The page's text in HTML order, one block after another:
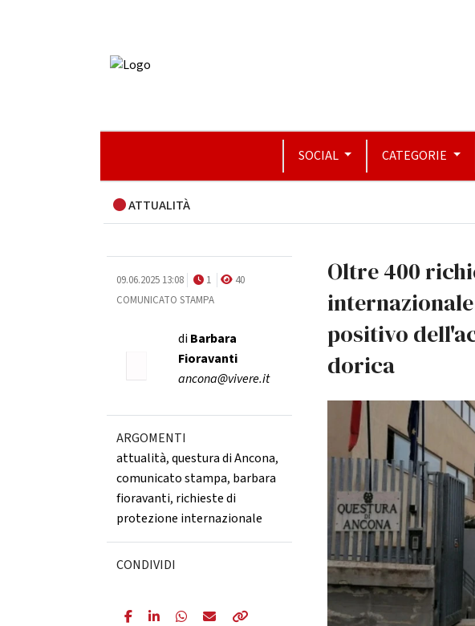
SOCIAL CATEGORIE
ATTUALITÀ
09.06.2025 13:08 1
40
COMUNICATO STAMPA
diBarbara
Fioravanti
ancona@vivere.it
ARGOMENTI
attualità,questura di Ancona,
comunicato stampa, barbara
fioravanti, richieste di
protezione internazionale
CONDIVIDI
Oltre 400
positivo
dorica